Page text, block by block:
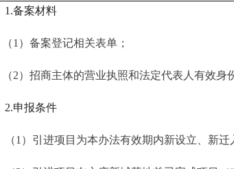
1.备案材料
（1）备案登记相关表单；
（2）招商主体的营业执照和法定代表人有效身
2.申报条件
（1）引进项目为本办法有效期内新设立、新